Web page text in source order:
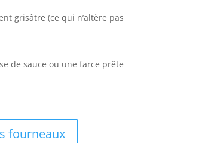
grisâtre (ce qui n’altère pas
de sauce ou une farce prête
fourneaux